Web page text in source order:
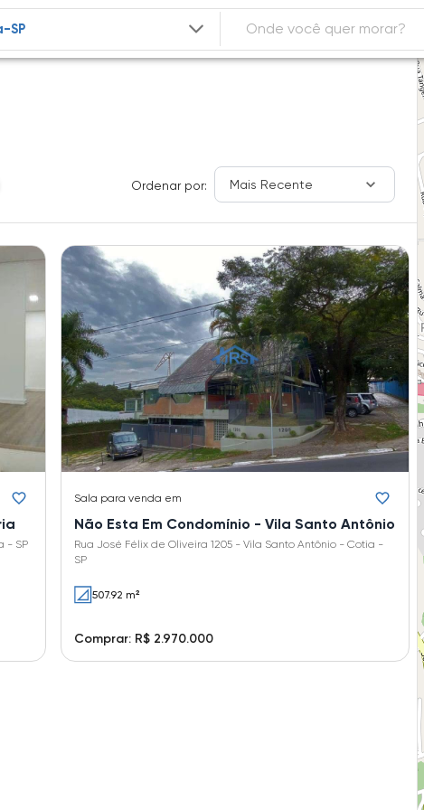
Ordenar por: Mais Recente
- SP
Sala para venda em
Não Esta Em Condomínio - Vila Santo Antônio
Rua José Félix de Oliveira 1205 - Vila Santo Antônio - Cotia -
SP
507.92 m²
Comprar: R$ 2.970.000